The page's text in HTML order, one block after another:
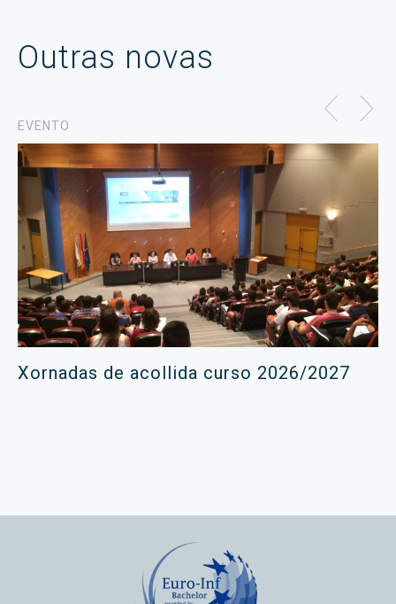
Outras novas
EVENTO
Xornadas de acollida curso 2026/2027